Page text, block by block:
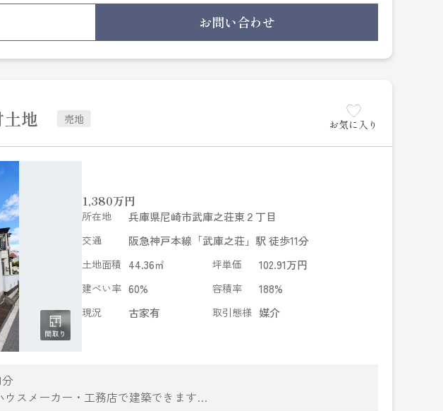
浴室・キッチン・洗濯パン）
イレ換気扇取替
下）
お問い合わせ
地 売地 お気に入り
1,380万円
所在地 兵庫県尼崎市武庫之荘東２丁目
交通 阪急神戸本線「武庫之荘」駅 徒歩11分
土地面積 44.36㎡ 坪単価 102.91万円
建ぺい率 60% 容積率 188%
現況 古家有 取引態様 媒介
スメーカー・工務店で建築できます